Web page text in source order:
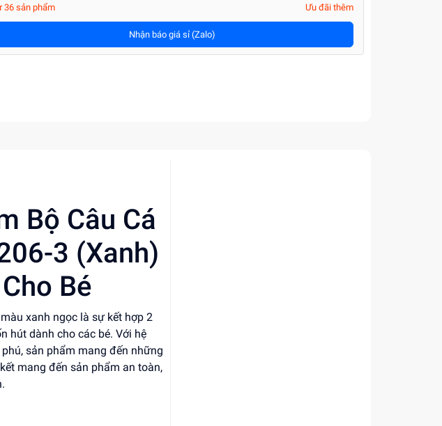
36 sản phẩm
Ưu đãi thêm
Nhận báo giá sỉ (Zalo)
Bộ Câu Cá
3 (Xanh)
Bé
xanh ngọc là sự kết hợp 2
hút dành cho các bé. Với hệ
sản phẩm mang đến những
mang đến sản phẩm an toàn,